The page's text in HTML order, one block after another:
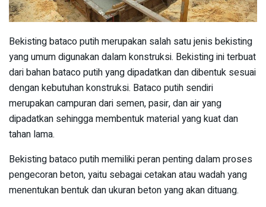
Bekisting bataco putih merupakan salah satu jenis bekisting
yang umum digunakan dalam konstruksi. Bekisting ini terbuat
dari bahan bataco putih yang dipadatkan dan dibentuk sesuai
dengan kebutuhan konstruksi. Bataco putih sendiri
merupakan campuran dari semen, pasir, dan air yang
dipadatkan sehingga membentuk material yang kuat dan
tahan lama.
Bekisting bataco putih memiliki peran penting dalam proses
pengecoran beton, yaitu sebagai cetakan atau wadah yang
menentukan bentuk dan ukuran beton yang akan dituang.